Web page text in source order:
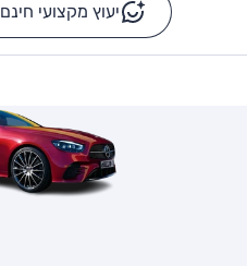
יעוץ מקצועי חינם -